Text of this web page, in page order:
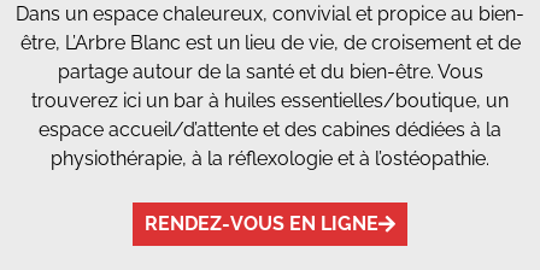
Dans un espace chaleureux, convivial et propice au bien-
être, L’Arbre Blanc est un lieu de vie, de croisement et de
partage autour de la santé et du bien-être. Vous
trouverez ici un bar à huiles essentielles/boutique, un
espace accueil/d’attente et des cabines dédiées à la
physiothérapie, à la réflexologie et à l’ostéopathie.
RENDEZ-VOUS EN LIGNE